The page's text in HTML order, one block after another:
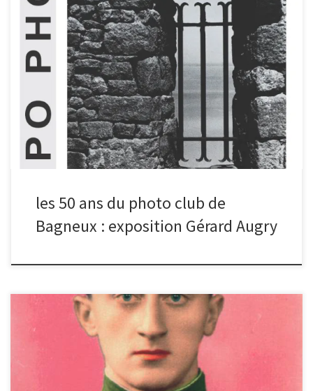
Le Photo Club de Bagneux fête ses 50 ans, avec une exposition
des photos du fondateur du club, Gérard Augry. Cette exposition
se déroule dans les locaux du club, passage Wodey, du 27 janvier
au 25 mars 2023. L’exposition peut être visitée le samedi après-
midi ou bien en prenant rendez-vous. Un vernissage a lieu le
vendredi 10 février à partir de 18h. Au-delà du vernissage, des
permanences sont organisées de 14h à 18h :
les 50 ans du photo club de
Bagneux : exposition Gérard Augry
Nicolas (notre trésorier) vous recommande de foncer voir
l’exposition très étonnante sur la rétrospective du travail du
photographe ukrainien Boris Mikhaïlov, avant qu’elle ne se termine
(le 15 janvier), notamment les clichés sur le quotidien des gens